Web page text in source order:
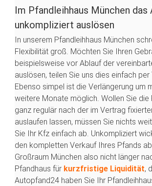
Im Pfandleihhaus München das
unkompliziert auslösen
In unserem Pfandleihhaus München
Flexibilität groß. Möchten Sie Ihren
beispielsweise vor Ablauf der
auslösen, teilen Sie uns dies einfach per
Ebenso simpel ist die Verlängerung um
weitere Monate möglich. Wollen Sie die
ganz regulär nach der im Vertrag
auslaufen lassen, müssen Sie nichts
Sie Ihr Kfz einfach ab. Unkompliziert
den kompletten Verkauf Ihres Pfands
Großraum München also nicht länger
Pfandhaus für kurzfristige Liquidität,
Autopfand24 haben Sie Ihr